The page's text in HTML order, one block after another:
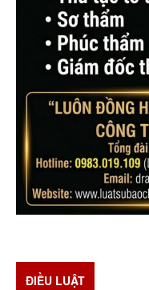
ĐIỀU LUẬT